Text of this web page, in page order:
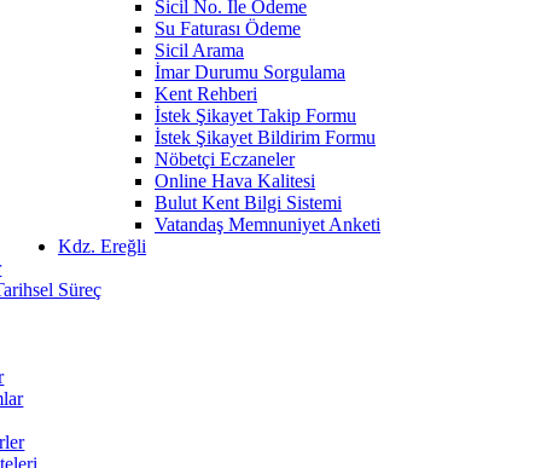
Sicil No. İle Ödeme
Su Faturası Ödeme
Sicil Arama
İmar Durumu Sorgulama
Kent Rehberi
İstek Şikayet Takip Formu
İstek Şikayet Bildirim Formu
Nöbetçi Eczaneler
Online Hava Kalitesi
Bulut Kent Bilgi Sistemi
Vatandaş Memnuniyet Anketi
Kdz. Ereğli
Süreç